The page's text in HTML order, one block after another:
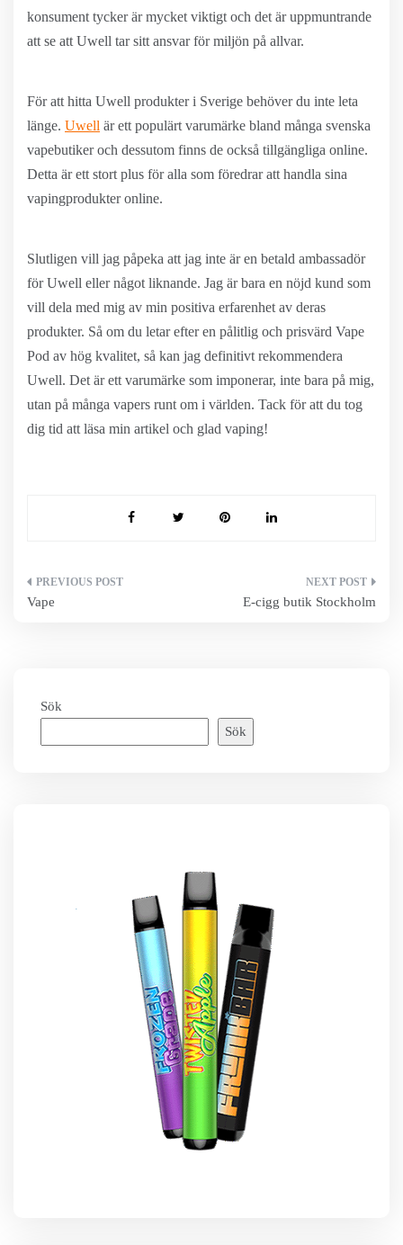
konsument tycker är mycket viktigt och det är uppmuntrande
att se att Uwell tar sitt ansvar för miljön på allvar.
För att hitta Uwell produkter i Sverige behöver du inte leta
länge. Uwell är ett populärt varumärke bland många svenska
vapebutiker och dessutom finns de också tillgängliga online.
Detta är ett stort plus för alla som föredrar att handla sina
vapingprodukter online.
Slutligen vill jag påpeka att jag inte är en betald ambassadör
för Uwell eller något liknande. Jag är bara en nöjd kund som
vill dela med mig av min positiva erfarenhet av deras
produkter. Så om du letar efter en pålitlig och prisvärd Vape
Pod av hög kvalitet, så kan jag definitivt rekommendera
Uwell. Det är ett varumärke som imponerar, inte bara på mig,
utan på många vapers runt om i världen. Tack för att du tog
dig tid att läsa min artikel och glad vaping!
Inläggsnavigering
Vape E-cigg butik Stockholm
Sök
Sök